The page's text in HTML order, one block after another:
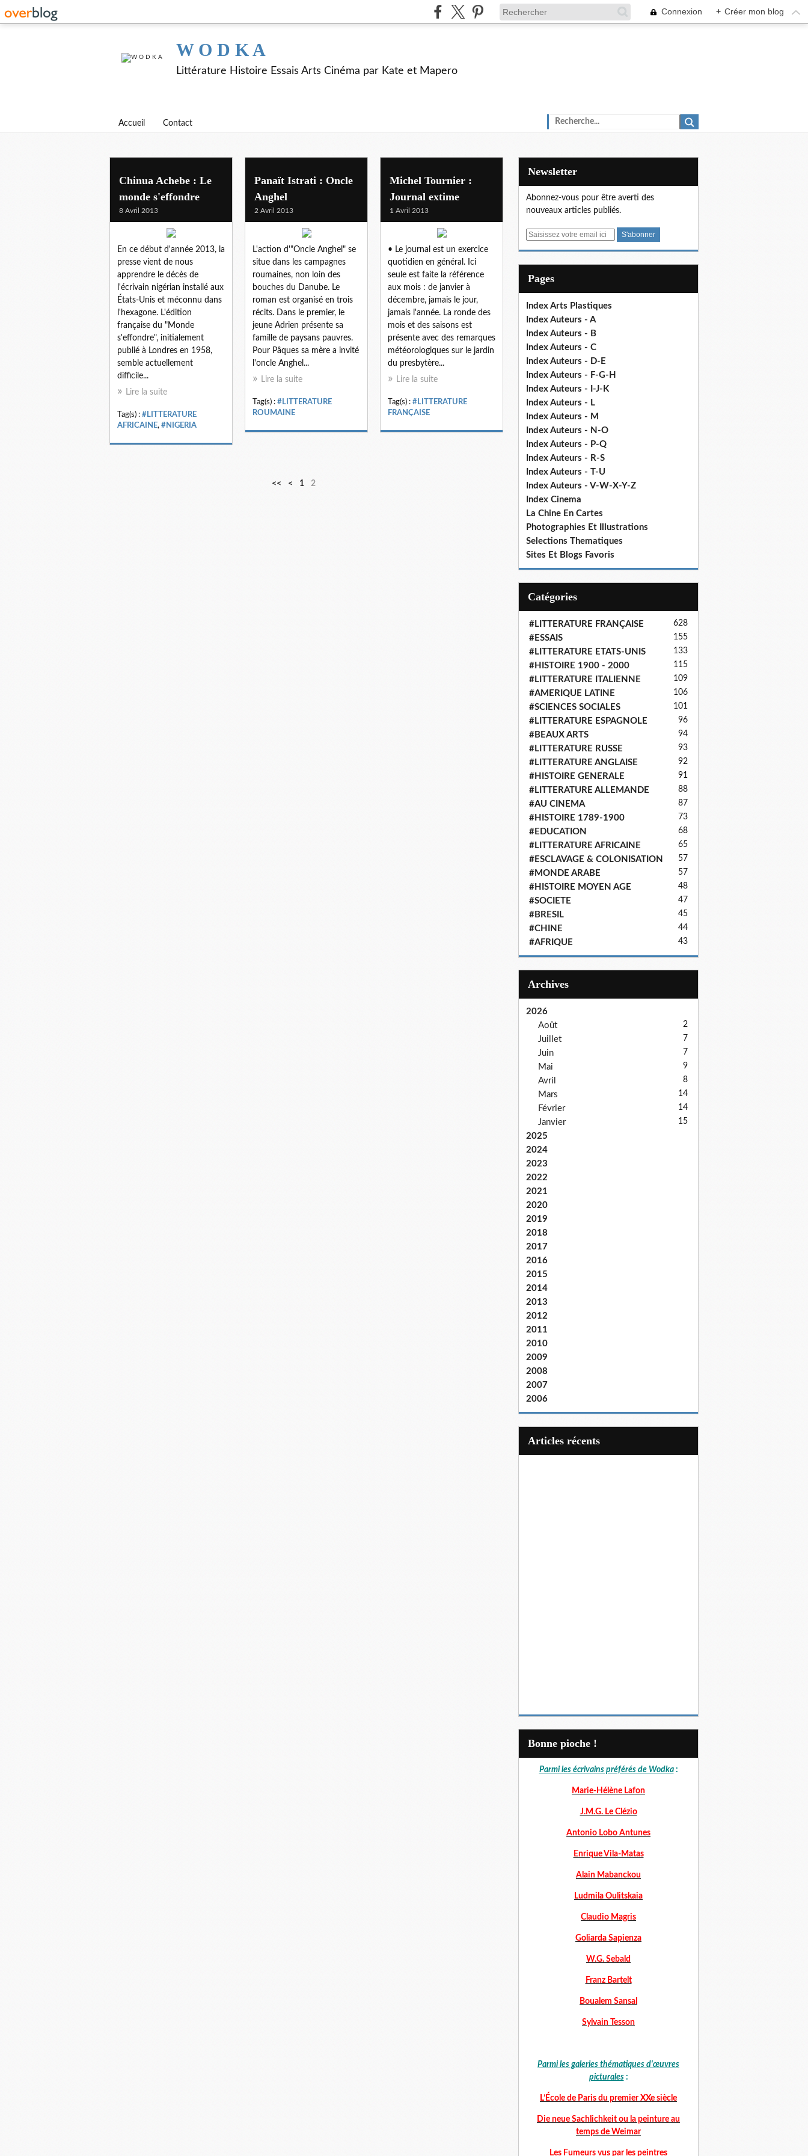
Connexion + Créer mon blog
W O D K A
Littérature Histoire Essais Arts Cinéma par Kate et Mapero
Accueil Contact
Chinua Achebe : Le
monde s'effondre
8 Avril 2013
En ce début d'année 2013, la
presse vient de nous
apprendre le décès de
l'écrivain nigérian installé aux
États-Unis et méconnu dans
l'hexagone. L'édition
française du "Monde
s'effondre", initialement
publié à Londres en 1958,
semble actuellement
difficile...
Lire la suite
Tag(s) : #LITTERATURE
AFRICAINE, #NIGERIA
Panaït Istrati : Oncle
Anghel
2 Avril 2013
L'action d'"Oncle Anghel" se
situe dans les campagnes
roumaines, non loin des
bouches du Danube. Le
roman est organisé en trois
récits. Dans le premier, le
jeune Adrien présente sa
famille de paysans pauvres.
Pour Pâques sa mère a invité
l'oncle Anghel...
Lire la suite
Tag(s) : #LITTERATURE
ROUMAINE
Michel Tournier :
Journal extime
1 Avril 2013
• Le journal est un exercice
quotidien en général. Ici
seule est faite la référence
aux mois : de janvier à
décembre, jamais le jour,
jamais l'année. La ronde des
mois et des saisons est
présente avec des remarques
météorologiques sur le jardin
du presbytère...
Lire la suite
Tag(s) : #LITTERATURE
FRANÇAISE
<< < 1 2
Newsletter
Abonnez-vous pour être averti des
nouveaux articles publiés.
E
Pages
Index Arts Plastiques
Index Auteurs - A
Index Auteurs - B
Index Auteurs - C
Index Auteurs - D-E
Index Auteurs - F-G-H
Index Auteurs - I-J-K
Index Auteurs - L
Index Auteurs - M
Index Auteurs - N-O
Index Auteurs - P-Q
Index Auteurs - R-S
Index Auteurs - T-U
Index Auteurs - V-W-X-Y-Z
Index Cinema
La Chine En Cartes
Photographies Et Illustrations
Selections Thematiques
Sites Et Blogs Favoris
Catégories
#LITTERATURE FRANÇAISE 628
#ESSAIS 155
#LITTERATURE ETATS-UNIS 133
#HISTOIRE 1900 - 2000 115
#LITTERATURE ITALIENNE 109
#AMERIQUE LATINE 106
#SCIENCES SOCIALES 101
#LITTERATURE ESPAGNOLE 96
#BEAUX ARTS 94
#LITTERATURE RUSSE 93
#LITTERATURE ANGLAISE 92
#HISTOIRE GENERALE 91
#LITTERATURE ALLEMANDE 88
#AU CINEMA 87
#HISTOIRE 1789-1900 73
#EDUCATION 68
#LITTERATURE AFRICAINE 65
#ESCLAVAGE & COLONISATION 57
#MONDE ARABE 57
#HISTOIRE MOYEN AGE 48
#SOCIETE 47
#BRESIL 45
#CHINE 44
#AFRIQUE 43
Archives
2026
Août
2
Juillet 7
Juin 7
Mai 9
Avril 8
Mars 14
Février 14
Janvier 15
2025
2024
2023
2022
2021
2020
2019
2018
2017
2016
2015
2014
2013
2012
2011
2010
2009
2008
2007
2006
articles récents
Bonne pioche !
Parmi les écrivains préférés de Wodka:
Marie-Hélène Lafon
J.M.G. Le Clézio
Antonio Lobo Antunes
Enrique Vila-Matas
Alain Mabanckou
Ludmila Oulitskaia
Claudio Magris
Goliarda Sapienza
W.G. Sebald
Franz Bartelt
Boualem Sansal
Sylvain Tesson
Parmi les galeries thématiques d'œuvres
picturales:
L’École de Paris du premier XXe siècle
Die neue Sachlichkeit ou la peinture au
temps de Weimar
Les Fumeurs vus par les peintres